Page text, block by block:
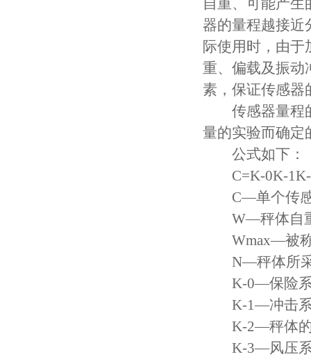
自重、可能产
器的量程越接近
际使用时，由
重、偏载及振动
素，保证传感器
传感器量程的
量的实验而确定
公式如下：
C=K-0K-1K-
C—单个传感
W—秤体自
Wmax—被称
N—秤体所采
K-0—保险系
K-1—冲击
K-2—秤体的
K-3—风压